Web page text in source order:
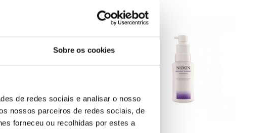
Sobre os cookies
de redes sociais e analisar o nosso
nossos parceiros de redes sociais, de
forneceu ou recolhidas por estes a